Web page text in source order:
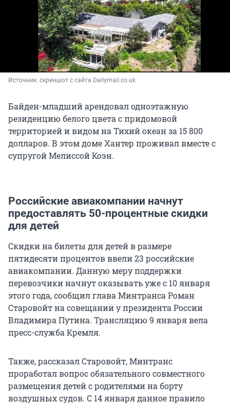
Источник: скриншот с сайта Dailymail.co.uk
Байден-младший арендовал одноэтажную
резиденцию белого цвета с придомовой
территорией и видом на Тихий океан за 15 800
долларов. В этом доме Хантер проживал вместе с
супругой Мелиссой Коэн.
Российские авиакомпании начнут
предоставлять 50-процентные скидки
для детей
Скидки на билеты для детей в размере
пятидесяти процентов ввели 23 российские
авиакомпании. Данную меру поддержки
перевозчики начнут оказывать уже с 10 января
этого года, сообщил глава Минтранса Роман
Старовойт на совещании у президента России
Владимира Путина. Трансляцию 9 января вела
пресс-служба Кремля.
Также, рассказал Старовойт, Минтранс
проработал вопрос обязательного совместного
размещения детей с родителями на борту
воздушных судов. С 14 января данное правило